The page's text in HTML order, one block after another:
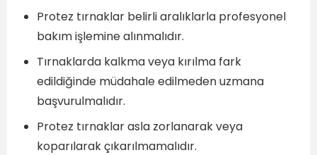
Protez tırnaklar belirli aralıklarla profesyonel
bakım işlemine alınmalıdır.
Tırnaklarda kalkma veya kırılma fark
edildiğinde müdahale edilmeden uzmana
başvurulmalıdır.
Protez tırnaklar asla zorlanarak veya
koparılarak çıkarılmamalıdır.